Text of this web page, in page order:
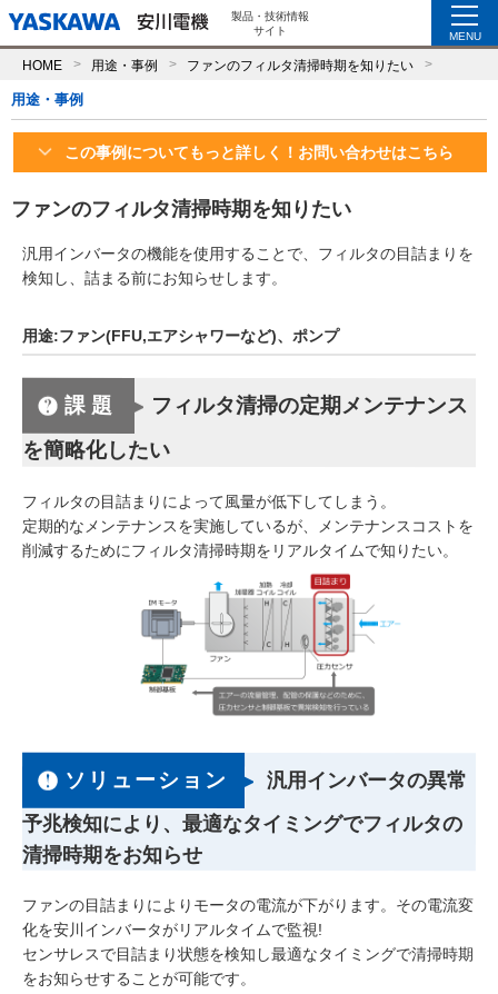
製品・技術情報
サイト
MENU
HOME 用途・事例 ファンのフィルタ清掃時期を知りたい
用途・事例
この事例についてもっと詳しく！お問い合わせはこちら
ファンのフィルタ清掃時期を知りたい
汎用インバータの機能を使用することで、フィルタの目詰まりを
検知し、詰まる前にお知らせします。
用途:ファン(FFU,エアシャワーなど)、ポンプ
課題 フィルタ清掃の定期メンテナンス
を簡略化したい
フィルタの目詰まりによって風量が低下してしまう。
定期的なメンテナンスを実施しているが、メンテナンスコストを
削減するためにフィルタ清掃時期をリアルタイムで知りたい。
ソリューション 汎用インバータの異常
予兆検知により、最適なタイミングでフィルタの
清掃時期をお知らせ
ファンの目詰まりによりモータの電流が下がります。その電流変
化を安川インバータがリアルタイムで監視!
センサレスで目詰まり状態を検知し最適なタイミングで清掃時期
をお知らせすることが可能です。